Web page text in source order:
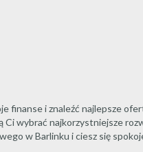
finanse i znaleźć najlepsze
Ci wybrać najkorzystniejsze
w Barlinku i ciesz się